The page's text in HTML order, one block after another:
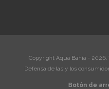
Copyright Aqua Bahia - 2026.
Defensa de las y los
Botón de